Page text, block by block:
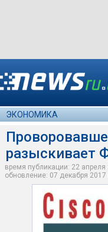
ЭКОНОМИКА
разыскивает
время публикации: 22
обновление: 07 декабря 2017